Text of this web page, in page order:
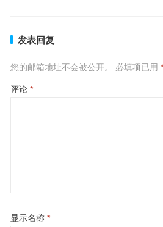
发表回复
您的邮箱地址不会被公开。 必填项已用 *
评论 *
显示名称 *